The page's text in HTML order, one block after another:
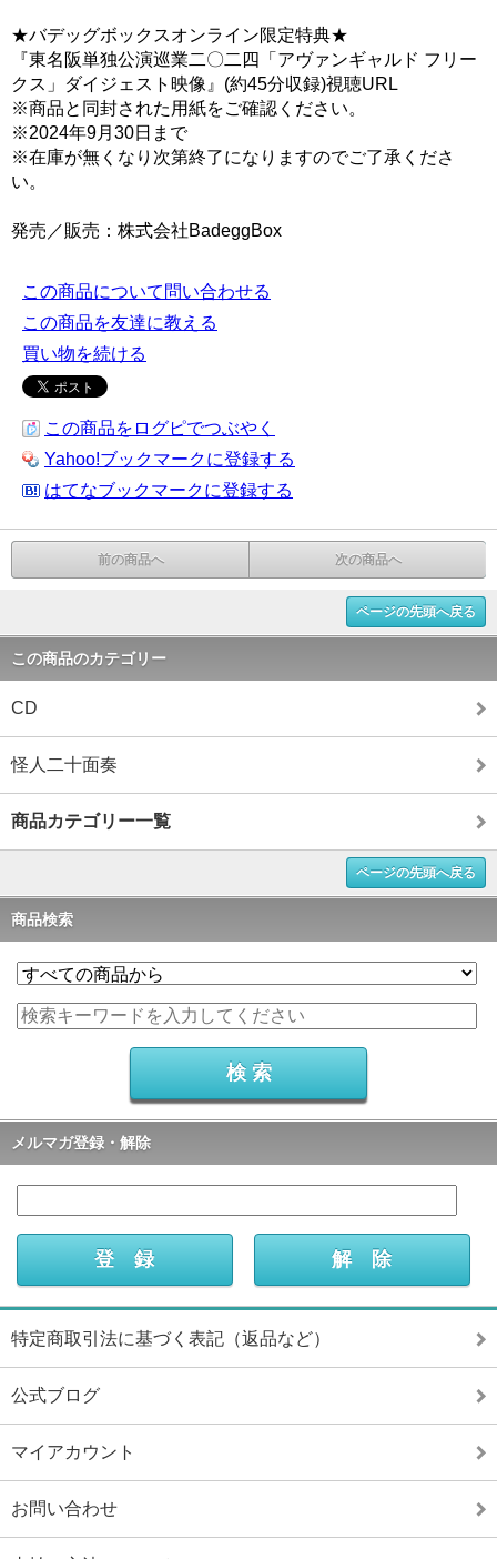
★バデッグボックスオンライン限定特典★
『東名阪単独公演巡業二〇二四「アヴァンギャルド フリー
クス」ダイジェスト映像』(約45分収録)視聴URL
※商品と同封された用紙をご確認ください。
※2024年9月30日まで
※在庫が無くなり次第終了になりますのでご了承くださ
い。
発売／販売：株式会社BadeggBox
この商品について問い合わせる
この商品を友達に教える
買い物を続ける
この商品をログピでつぶやく
Yahoo!ブックマークに登録する
はてなブックマークに登録する
前の商品へ 次の商品へ
ページの先頭へ戻る
この商品のカテゴリー
CD
怪人二十面奏
商品カテゴリー一覧
ページの先頭へ戻る
商品検索
メルマガ登録・解除
特定商取引法に基づく表記（返品など）
公式ブログ
マイアカウント
お問い合わせ